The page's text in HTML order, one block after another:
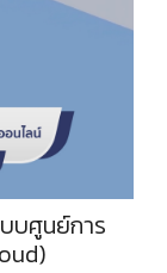
บศูนย์การ